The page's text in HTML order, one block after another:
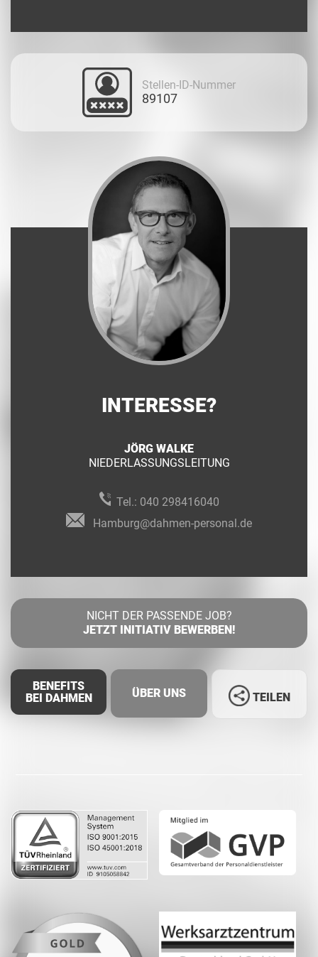
Stellen-ID-Nummer
89107
INTERESSE?
JÖRG WALKE
NIEDERLASSUNGSLEITUNG
Tel.: 040 298416040
Hamburg@dahmen-personal.de
NICHT DER PASSENDE JOB?
JETZT INITIATIV BEWERBEN!
BENEFITS
BEI DAHMEN
ÜBER UNS TEILEN